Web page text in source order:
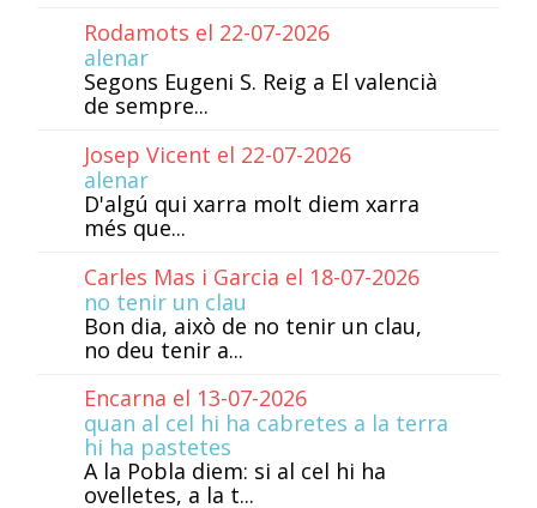
Rodamots el 22-07-2026
alenar
Segons Eugeni S. Reig a El valencià
de sempre...
Josep Vicent el 22-07-2026
alenar
D'algú qui xarra molt diem xarra
més que...
Carles Mas i Garcia el 18-07-2026
no tenir un clau
Bon dia, això de no tenir un clau,
no deu tenir a...
Encarna el 13-07-2026
quan al cel hi ha cabretes a la terra
hi ha pastetes
A la Pobla diem: si al cel hi ha
ovelletes, a la t...